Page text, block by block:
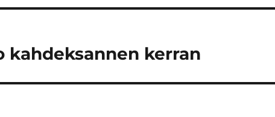
kahdeksannen kerran